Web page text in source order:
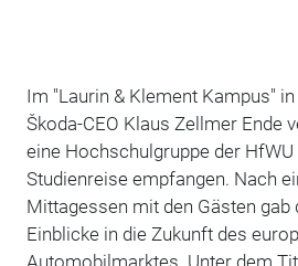
Im "Laurin & Klement Kampus"
Škoda-CEO Klaus Zellmer Ende
eine Hochschulgruppe der
Studienreise empfangen. Nach
Mittagessen mit den Gästen gab
Einblicke in die Zukunft des
Automobilmarktes. Unter dem